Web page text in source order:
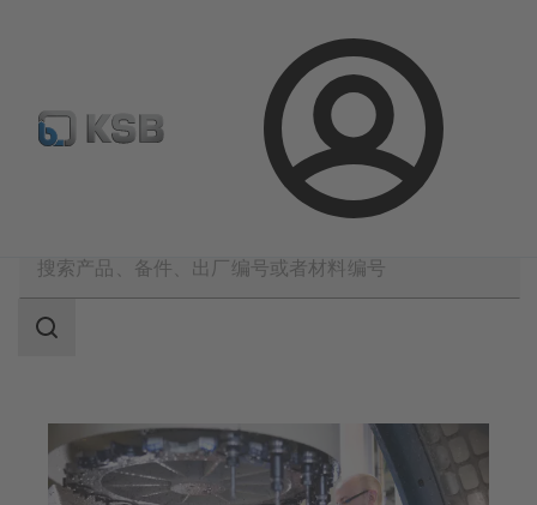
登
录
备件搜索 产品选型
搜
围